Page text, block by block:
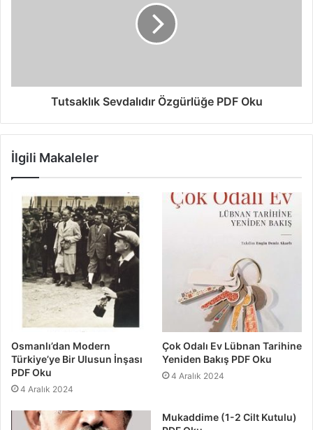
Tutsaklık Sevdalıdır Özgürlüğe PDF Oku
İlgili Makaleler
Osmanlı’dan Modern
Türkiye’ye Bir Ulusun İnşası
PDF Oku
4 Aralık 2024
Çok Odalı Ev Lübnan Tarihine
Yeniden Bakış PDF Oku
4 Aralık 2024
Mukaddime (1-2 Cilt Kutulu)